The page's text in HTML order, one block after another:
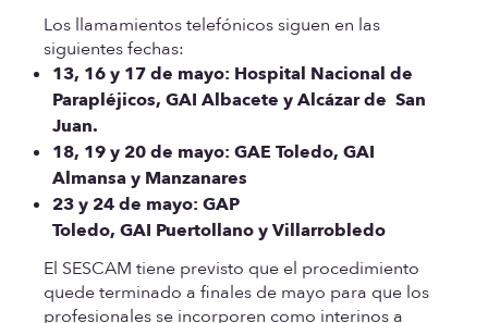
Los llamamientos telefónicos siguen en las
siguientes fechas:
13, 16 y 17 de mayo: Hospital Nacional de
Parapléjicos, GAI Albacete y Alcázar de San
Juan.
18, 19 y 20 de mayo: GAE Toledo, GAI
Almansa y Manzanares
23 y 24 de mayo: GAP
Toledo, GAI Puertollano y Villarrobledo
El SESCAM tiene previsto que el procedimiento
quede terminado a finales de mayo para que los
profesionales se incorporen como interinos a